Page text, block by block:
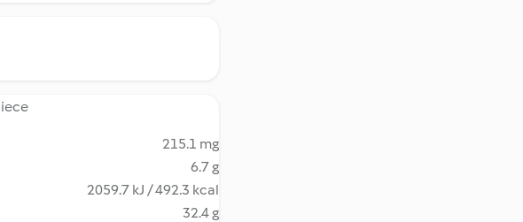
215.1 mg
6.7 g
2059.7 kJ / 492.3 kcal
32.4 g